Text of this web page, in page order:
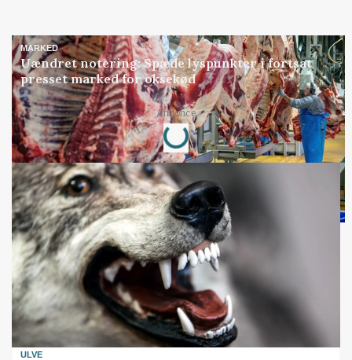
MARKED
Uændret notering: Spæde lyspunkter i fortsat
presset marked for oksekød
Annonce
Loading...
ULVE